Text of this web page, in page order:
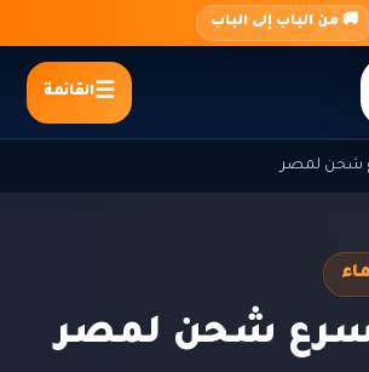
🚚 من الباب إلى الباب
القائمة
شحن لمصر
شحن لمصر